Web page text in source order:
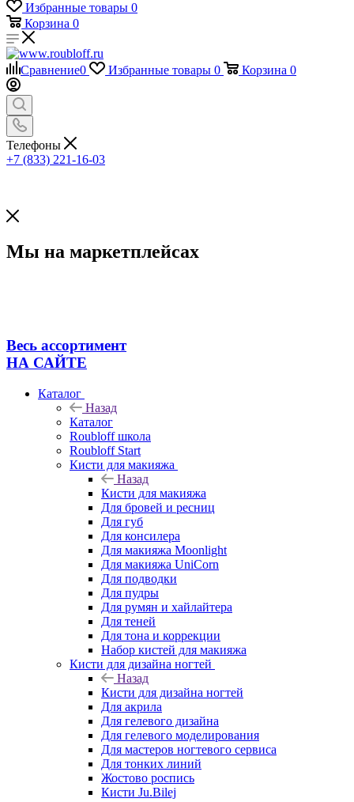
Избранные товары 0
Корзина 0
Сравнение0 Избранные товары 0 Корзина 0
Телефоны
+7 (833) 221-16-03
Мы на маркетплейсах
Весь ассортимент
НА САЙТЕ
Каталог
Назад
Каталог
Roubloff школа
Roubloff Start
Кисти для макияжа
Назад
Кисти для макияжа
Для бровей и ресниц
Для губ
Для консилера
Для макияжа Moonlight
Для макияжа UniCorn
Для подводки
Для пудры
Для румян и хайлайтера
Для теней
Для тона и коррекции
Набор кистей для макияжа
Кисти для дизайна ногтей
Назад
Кисти для дизайна ногтей
Для акрила
Для гелевого дизайна
Для гелевого моделирования
Для мастеров ногтевого сервиса
Для тонких линий
Жостово роспись
Кисти Ju.Bilej